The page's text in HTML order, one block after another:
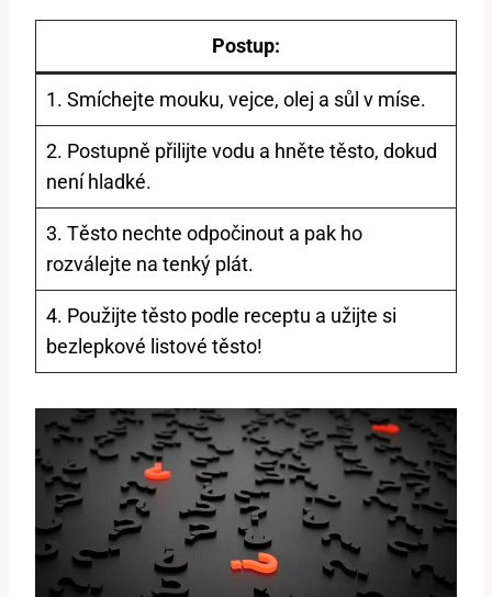
Postup:
1. Smíchejte mouku, vejce, olej a sůl v míse.
2. Postupně přilijte vodu a hněte těsto, dokud
není hladké.
3. Těsto nechte odpočinout a pak ho
rozválejte na tenký plát.
4. Použijte těsto podle receptu a užijte si
bezlepkové listové těsto!